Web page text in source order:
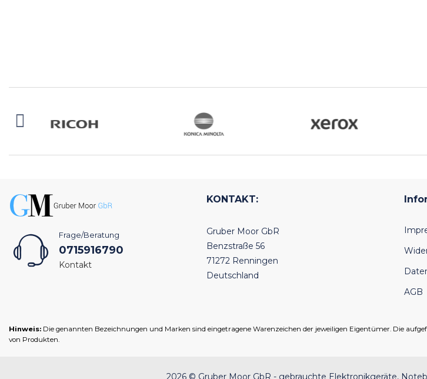
Frage/Beratung
0715916790
Kontakt
KONTAKT:
Gruber Moor GbR
Benzstraße 56
71272 Renningen
Deutschland
AGB
Hinweis: Die genannten Bezeichnungen und Marken sind eingetragene Warenzeichen der jeweiligen Eigentümer. Die
von Produkten.
2026 © Gruber Moor GbR - gebrauchte Elektronikgeräte,